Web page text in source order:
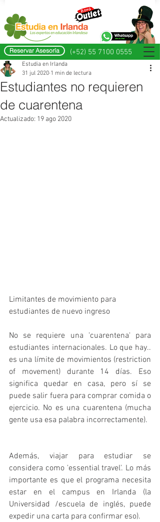
Reservar Asesoría (+52) 55 7100 0555
Estudiantes no requieren
de cuarentena
Estudia en Irlanda
31 jul 2020 1 min de lectura
Actualizado: 19 ago 2020
Limitantes de movimiento para
estudiantes de nuevo ingreso
No se requiere una 'cuarentena' para
estudiantes internacionales. Lo que hay..
es una límite de movimientos (restriction
of movement) durante 14 días. Eso
significa quedar en casa, pero sí se
puede salir fuera para comprar comida o
ejercicio. No es una cuarentena (mucha
gente usa esa palabra incorrectamente).
Además, viajar para estudiar se
considera como 'essential travel'. Lo más
importante es que el programa necesita
estar en el campus en Irlanda (la
Universidad /escuela de inglés, puede
expedir una carta para confirmar eso).